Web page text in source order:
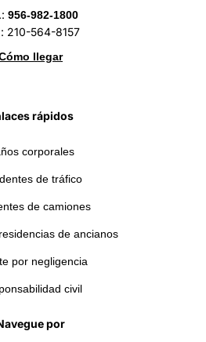
956-982-1800
210-564-8157
llegar
rápidos
corporales
de tráfico
de camiones
de ancianos
por negligencia
civil
por